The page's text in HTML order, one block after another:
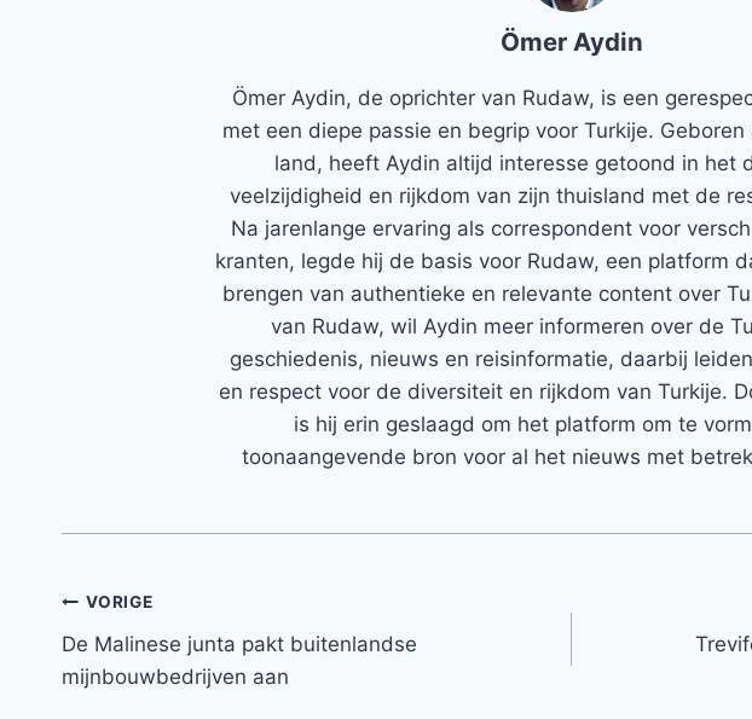
Ömer Aydin
Ömer Aydin, de oprichter van Rudaw, is een
met een diepe passie en begrip voor Turkije.
land, heeft Aydin altijd interesse getoond in het
veelzijdigheid en rijkdom van zijn thuisland met de
Na jarenlange ervaring als correspondent voor
kranten, legde hij de basis voor Rudaw, een platform
brengen van authentieke en relevante content over
van Rudaw, wil Aydin meer informeren over de
geschiedenis, nieuws en reisinformatie, daarbij
en respect voor de diversiteit en rijkdom van Turkije.
is hij erin geslaagd om het platform om te
toonaangevende bron voor al het nieuws met
Bericht
navigatie
VORIGE
De Malinese junta pakt buitenlandse
mijnbouwbedrijven aan